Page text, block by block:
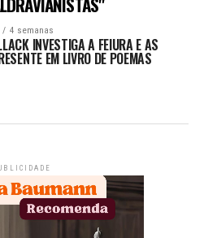
4 semanas
INVESTIGA A FEIURA E AS
EM LIVRO DE POEMAS